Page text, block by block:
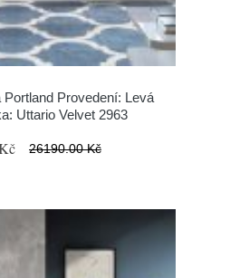
Provedení: Levá
Uttario Velvet 2963
26190.00 Kč